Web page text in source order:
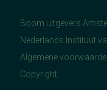
Boom uitgevers
Nederlands Instituut
Algemene
Copyright